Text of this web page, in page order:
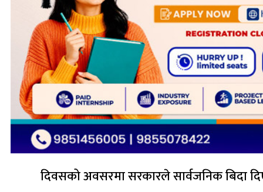
दिवसको अवसरमा सरकारले सार्वजनिक बिदा